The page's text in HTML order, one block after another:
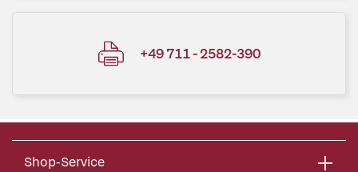
+49 711 - 2582-390
Shop-Service